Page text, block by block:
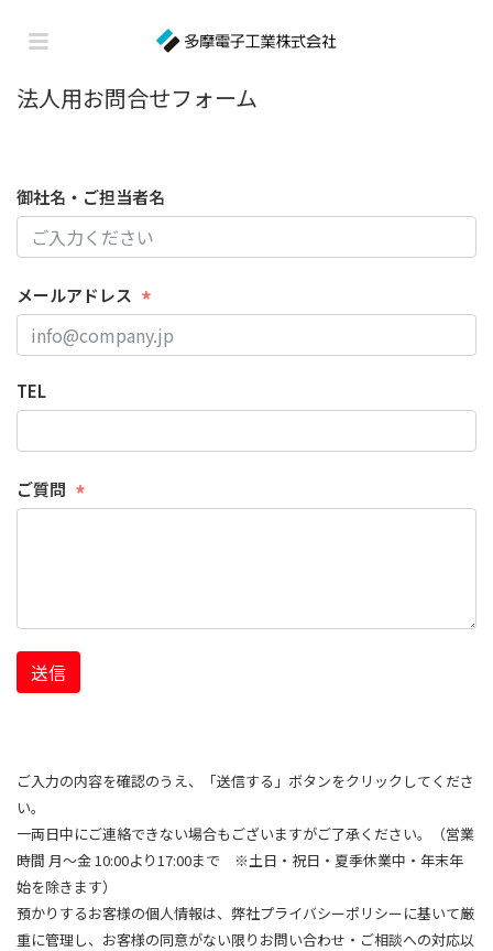
法人用お問合せフォーム
御社名・ご担当者名
メールアドレス
TEL
ご質問
送信
ご入力の内容を確認のうえ、「送信する」ボタンをクリックしてくださ
い。
一両日中にご連絡できない場合もございますがご了承ください。（営業
時間 月～金 10:00より17:00まで ※土日・祝日・夏季休業中・年末年
始を除きます）
預かりするお客様の個人情報は、弊社プライバシーポリシーに基いて厳
重に管理し、お客様の同意がない限りお問い合わせ・ご相談への対応以